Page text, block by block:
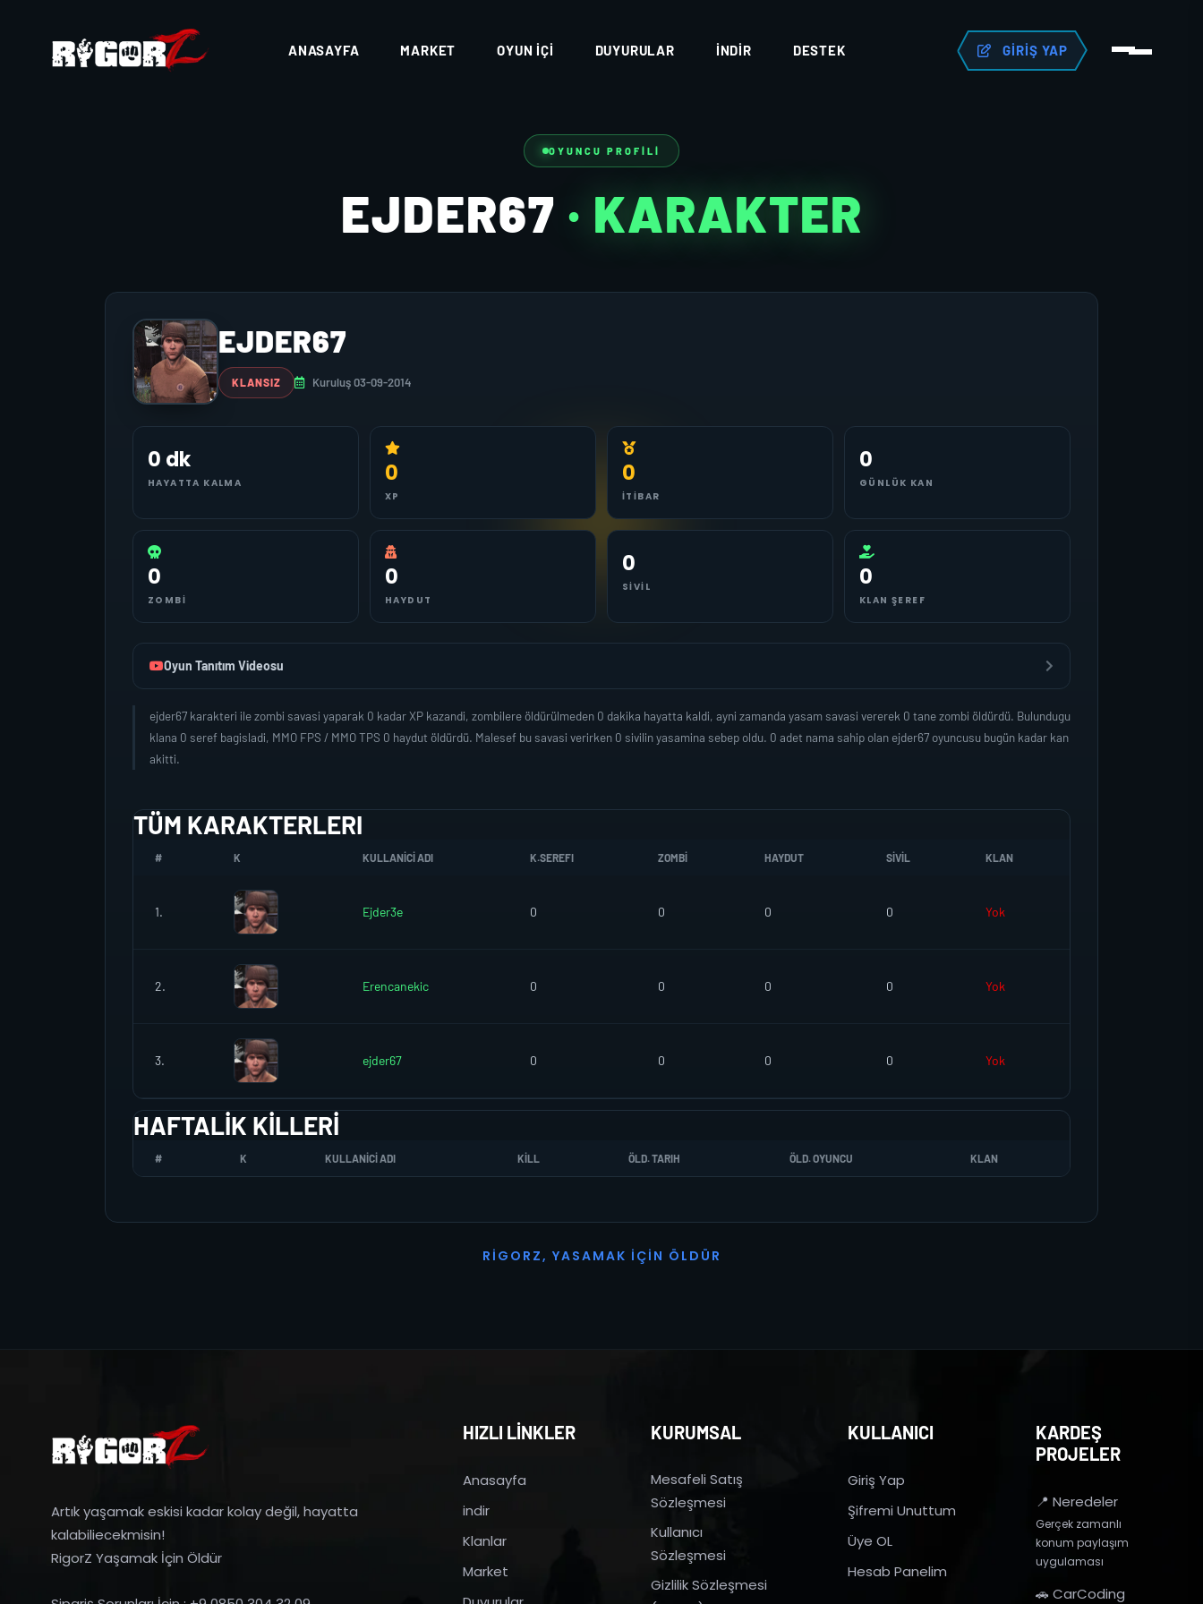
ANASAYFA MARKET OYUN İÇI DUYURULAR İNDIR DESTEK GIRIŞ YAP
OYUNCU PROFILI
EJDER67 · KARAKTER
EJDER67
KLANSIZ Kuruluş 03-09-2014
0 dk
HAYATTA KALMA 0
XP
0
İTIBAR
0
GÜNLÜK KAN
0
ZOMBI
0
HAYDUT
0
SIVIL 0
KLAN ŞEREF
Oyun Tanıtım Videosu
ejder67 karakteri ile zombi savasi yaparak 0 kadar XP kazandi, zombilere öldürülmeden 0 dakika hayatta kaldi, ayni zamanda yasam savasi vererek 0 tane zombi öldürdü. Bulundugu
klana 0 seref bagisladi, MMO FPS / MMO TPS 0 haydut öldürdü. Malesef bu savasi verirken 0 sivilin yasamina sebep oldu. 0 adet nama sahip olan ejder67 oyuncusu bugün kadar kan
akitti.
TÜM KARAKTERLERI
# K KULLANICI ADI K.SEREFI ZOMBI HAYDUT SIVIL KLAN
1. Ejder3e 0 0 0 0 Yok
2. Erencanekic 0 0 0 0 Yok
3. ejder67 0 0 0 0 Yok
HAFTALIK KILLERI
# K KULLANICI ADI KILL ÖLD. TARIH ÖLD. OYUNCU KLAN
R I G O R Z, YASAMAK İ ÇI N Ö L D Ü R
Artık yaşamak eskisi kadar kolay değil, hayatta
kalabiliecekmisin!
RigorZ Yaşamak İçin Öldür
HIZLI LİNKLER
Anasayfa
indir
Klanlar
Market
KURUMSAL
Mesafeli Satış
Sözleşmesi
Kullanıcı
Sözleşmesi
Gizlilik Sözleşmesi
KULLANICI
Giriş Yap
Şifremi Unuttum
Üye OL
Hesab Panelim
KARDEŞ
PROJELER
📍 Neredeler
Gerçek zamanlı
konum paylaşım
uygulaması
🚗 CarCoding